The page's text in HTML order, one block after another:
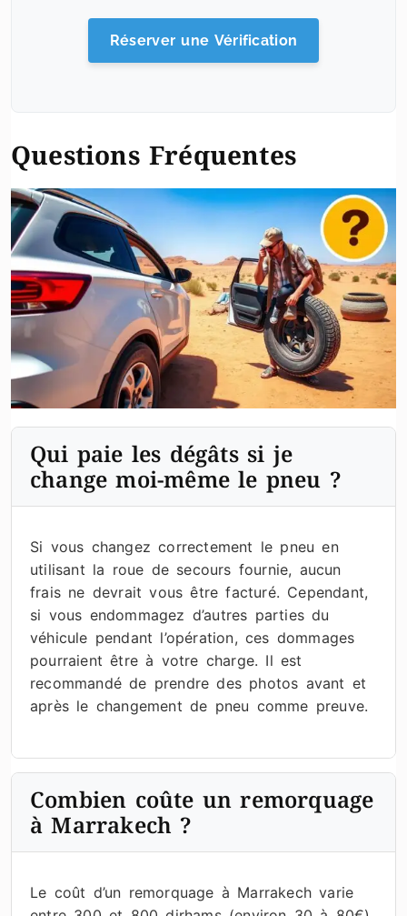
Réserver une Vérification
Questions Fréquentes
Qui paie les dégâts si je
change moi-même le pneu ?
Si vous changez correctement le pneu en
utilisant la roue de secours fournie, aucun
frais ne devrait vous être facturé. Cependant,
si vous endommagez d’autres parties du
véhicule pendant l’opération, ces dommages
pourraient être à votre charge. Il est
recommandé de prendre des photos avant et
après le changement de pneu comme preuve.
Combien coûte un remorquage
à Marrakech ?
Le coût d’un remorquage à Marrakech varie